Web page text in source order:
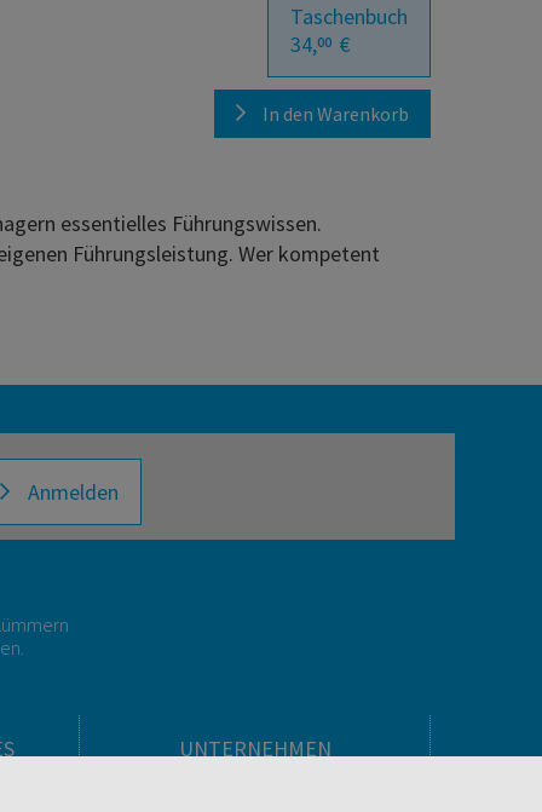
Taschenbuch
34,00 €
In den Warenkorb
essentielles Führungswissen.
Führungsleistung. Wer kompetent
Anmelden
UNTERNEHMEN